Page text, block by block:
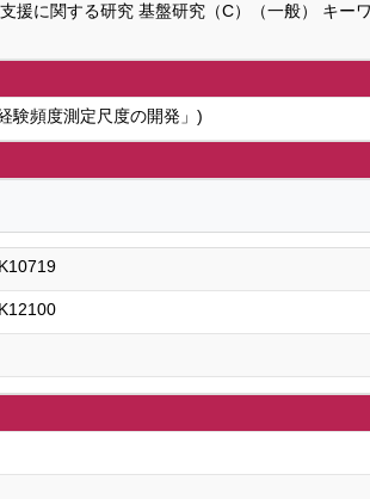
援に関する研究 基盤研究（C）（一般） キ
験頻度測定尺度の開発」)